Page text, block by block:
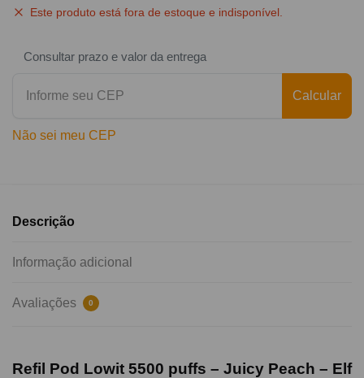
Este produto está fora de estoque e indisponível.
Consultar prazo e valor da entrega
Calcular
Não sei meu CEP
Descrição
Informação adicional
Avaliações 0
Refil Pod Lowit 5500 puffs – Juicy Peach – Elf